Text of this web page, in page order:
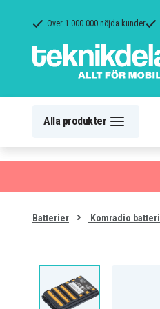
Över 1 000 000 nöjda kunder
Alla produkter
Batterier Komradio batteri